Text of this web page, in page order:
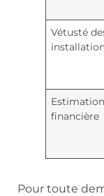
Vétusté
Estimation
financière
Pour toute